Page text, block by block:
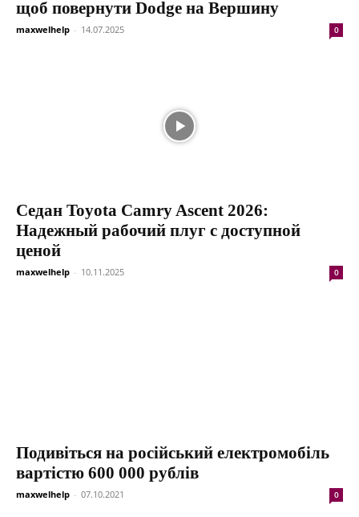
щоб повернути Dodge на Вершину
maxwelhelp - 14.07.2025 0
Седан Toyota Camry Ascent 2026:
Надежный рабочий плуг с доступной
ценой
maxwelhelp - 10.11.2025 0
Подивіться на російський електромобіль
вартістю 600 000 рублів
maxwelhelp - 07.10.2021 0